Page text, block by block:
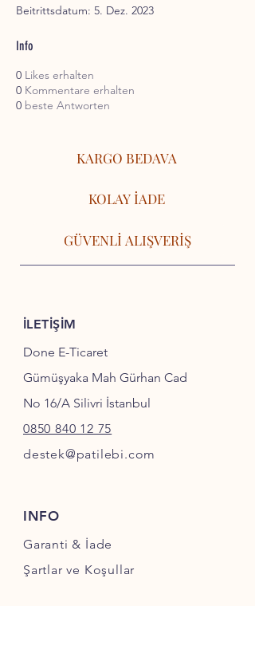
Beitrittsdatum: 5. Dez. 2023
Info
0 Likes erhalten
0 Kommentare erhalten
0 beste Antworten
KARGO BEDAVA
KOLAY İADE
GÜVENLİ ALIŞVERİŞ
İLETİŞİM
Done E-Ticaret
Gümüşyaka Mah Gürhan Cad
No 16/A Silivri İstanbul
0850 840 12 75
destek@patilebi.com
INFO
Garanti & İade
Şartlar ve Koşullar